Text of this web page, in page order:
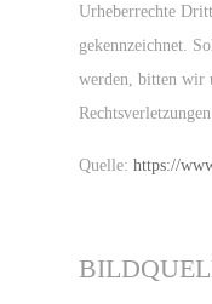
Urheberrechte
gekennzeichnet.
werden, bitten wir
Quelle: https://